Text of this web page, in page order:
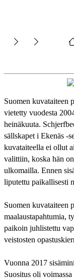
Suomen kuvataiteen
vietetty vuodesta
heinäkuuta.
sällskapet i Ekenäs -
kuvataiteella ei ollut
valittiin, koska hän
ulkomailla. Ennen
liputettu paikallisesti
Suomen kuvataiteen
maalaustapahtumia,
paikoin juhlistettu
veistosten
Vuonna 2017
Suositus oli